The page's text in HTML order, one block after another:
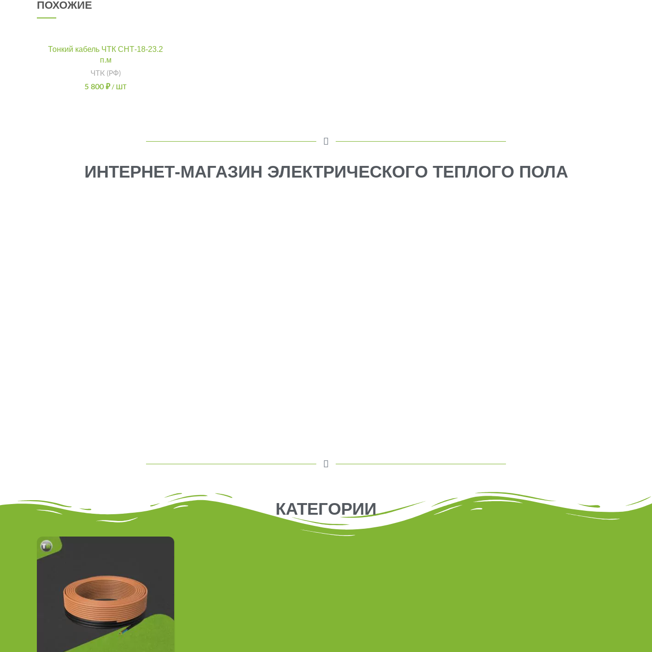
ПОХОЖИЕ
Тонкий кабель ЧТК СНТ-18-23.2
п.м
ЧТК (РФ)
5 800 ₽ / ШТ
ИНТЕРНЕТ-МАГАЗИН ЭЛЕКТРИЧЕСКОГО ТЕПЛОГО ПОЛА
КАТЕГОРИИ